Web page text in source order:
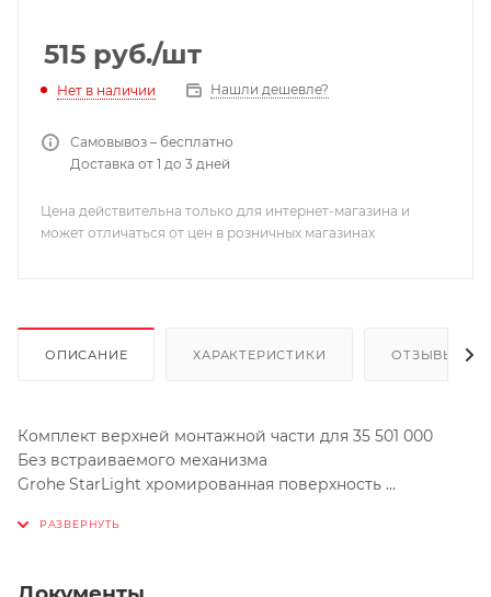
515 руб./шт
Нет в наличии Нашли дешевле?
Самовывоз – бесплатно
Доставка от 1 до 3 дней
Цена действительна только для интернет-магазина и
может отличаться от цен в розничных магазинах
ОПИСАНИЕ ХАРАКТЕРИСТИКИ ОТЗЫВЫ
Комплект верхней монтажной части для 35 501 000
Без встраиваемого механизма
Grohe StarLight хромированная поверхность
Уплотнитель розетки и рычага